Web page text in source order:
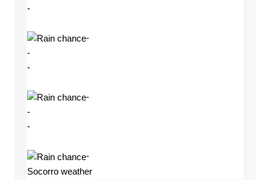
-
-
-
-
-
-
-
-
Socorro weather